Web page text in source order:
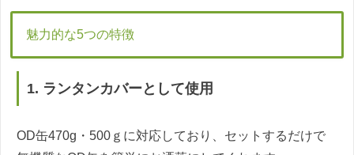
魅力的な5つの特徴
1. ランタンカバーとして使用
OD缶470g・500ｇに対応しており、セットするだけで